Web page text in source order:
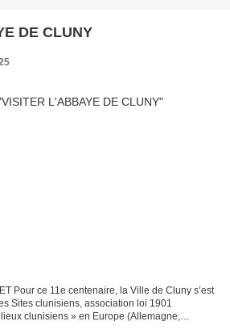
DE CLUNY
Pour ce 11e centenaire, la Ville de Cluny s’est
Sites clunisiens, association loi 1901
clunisiens » en Europe (Allemagne,